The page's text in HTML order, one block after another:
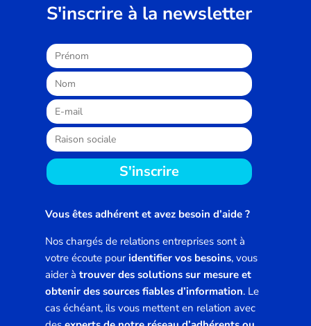
S'inscrire à la newsletter
S'inscrire
Vous êtes adhérent et avez besoin d’aide ?
Nos chargés de relations entreprises sont à
votre écoute pouridentifier vos besoins, vous
aider à trouver des solutions sur mesure et
obtenir des sources fiables d’information. Le
cas échéant, ils vous mettent en relation avec